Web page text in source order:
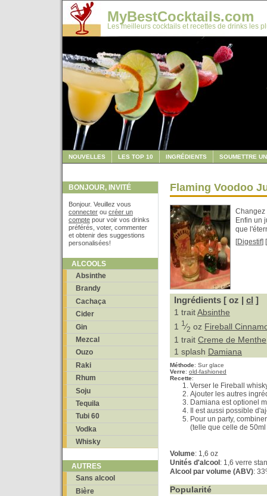
MyBestCocktails.com
Les meilleurs cocktails et recettes de drinks les
NOUVELLES LES TOP 10 INGRÉDIENTS SOUMETTRE
BONJOUR, INVITÉ
Bonjour. Veuillez vous
connecter ou créer un
compte pour voir vos drinks
préférés, voter, commenter
et obtenir des suggestions
personalisées!
ALCOOLS
Absinthe
Brandy
Cachaça
Cider
Gin
Mezcal
Ouzo
Raki
Rhum
Soju
Tequila
Tubi 60
Vodka
Whisky
AUTRES
Sans alcool
Bière
Flaming Voodoo
Changez
Enfin un
que
[Digestif] [
Ingrédients [ oz | cl ]
1 traitAbsinthe
1
1 ⁄2 oz Fireball
1 trait Creme de Menthe
1 splash Damiana
Méthode: Sur glace
Verre: old-fashioned
Recette:
Verser le Fireball
Ajouter les autres
Damiana est optionel
Il est aussi possible
Pour un party,
(telle que celle de
Volume: 1,6 oz
Unités d'alcool : 1,6 verre
Alcool par volume (ABV):
Popularité